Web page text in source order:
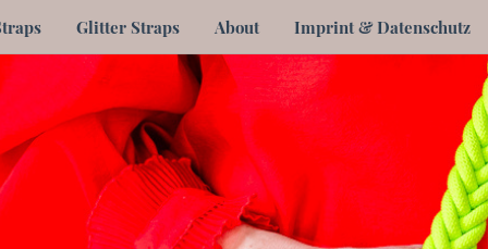
Glitter Straps About Imprint & Datenschutz